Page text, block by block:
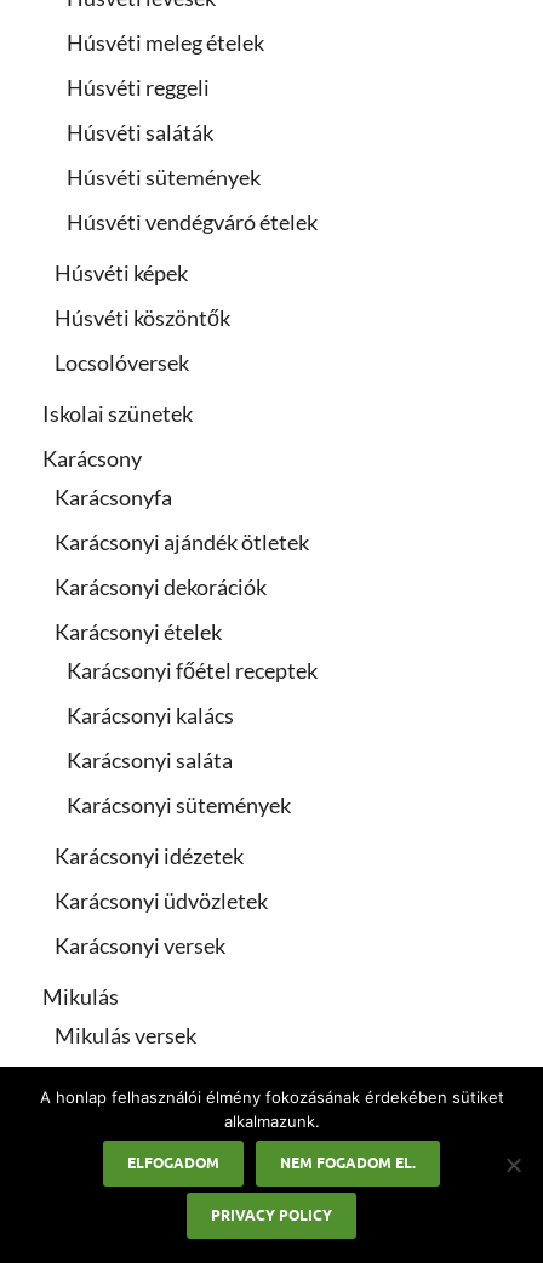
Húsvéti meleg ételek
Húsvéti reggeli
Húsvéti saláták
Húsvéti sütemények
Húsvéti vendégváró ételek
Húsvéti képek
Húsvéti köszöntők
Locsolóversek
Iskolai szünetek
Karácsony
Karácsonyfa
Karácsonyi ajándék ötletek
Karácsonyi dekorációk
Karácsonyi ételek
Karácsonyi főétel receptek
Karácsonyi kalács
Karácsonyi saláta
Karácsonyi sütemények
Karácsonyi idézetek
Karácsonyi üdvözletek
Karácsonyi versek
Mikulás
Mikulás versek
Munkaszüneti napok
Pedagógusnap
A honlap felhasználói élmény fokozásának érdekében sütiket
alkalmazunk.
ELFOGADOM NEM FOGADOM EL.
PRIVACY POLICY